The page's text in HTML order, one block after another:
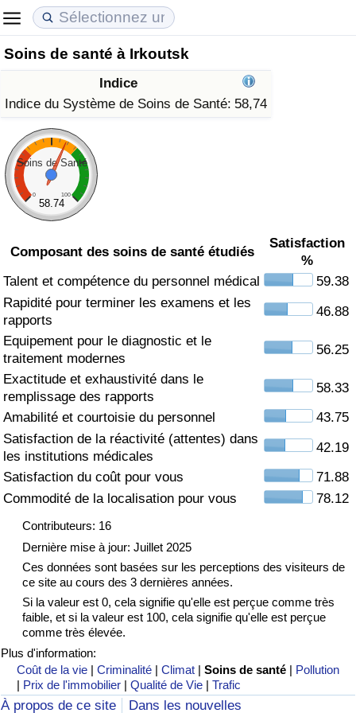
Soins de santé à Irkoutsk
Indice
Indice du Système de Soins de Santé: 58,74
Soins de Santé
0 100
58.74
Composant des soins de santé étudiés
Satisfaction
%
Talent et compétence du personnel médical
59.38
Rapidité pour terminer les examens et les
rapports
46.88
Equipement pour le diagnostic et le
traitement modernes
56.25
Exactitude et exhaustivité dans le
remplissage des rapports
58.33
Amabilité et courtoisie du personnel
43.75
Satisfaction de la réactivité (attentes) dans
les institutions médicales
42.19
Satisfaction du coût pour vous
71.88
Commodité de la localisation pour vous
78.12
Contributeurs: 16
Dernière mise à jour: Juillet 2025
Ces données sont basées sur les perceptions des visiteurs de
ce site au cours des 3 dernières années.
Si la valeur est 0, cela signifie qu'elle est perçue comme très
faible, et si la valeur est 100, cela signifie qu'elle est perçue
comme très élevée.
Plus d'information:
Coût de la vie |Criminalité |Climat |Soins de santé | Pollution
| Prix de l'immobilier |Qualité de Vie |Trafic
À propos de ce site Dans les nouvelles
Coût de la vie
Indice du Coût de la Vie (Actuel)
Indice du Coût de la Vie
Indice du coût de la vie par pays
à Akaba
Prix de l'immobilier
Indice des Prix de l'immobilier (Actuel)
Indice des Prix de l'immobilier
Indice des Prix de l'immobilier par Pays
Qualité de Vie
Indice de Qualité de Vie
Indice de Qualité de Vie (Actuel)
Indice de qualité de vie par pays
Criminalité
Indice de Criminalité (Actuel)
Indice de Criminalité
Indice de criminalité par pays
Soins de santé
Indice des soins de santé (Actuel)
Indice des soins de santé
Indice des soins de santé par Pays
Pollution
Indice de Pollution (Actuel)
Indice de pollution
Indice de Pollution par Pays
Trafic